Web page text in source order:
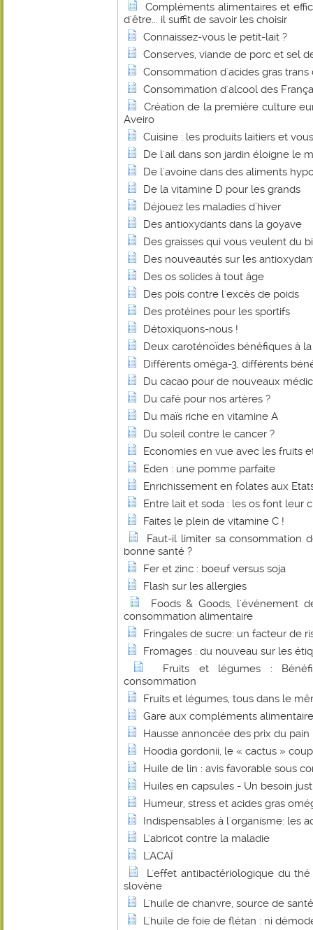
Compléments alimentaires et
d'être... il suffit de savoir les choisir
Connaissez-vous le petit-lait ?
Conserves, viande de porc et sel
Consommation d'acides gras
Consommation d'alcool des
Création de la première culture
Aveiro
Cuisine : les produits laitiers et vous
De l'ail dans son jardin éloigne le
De l'avoine dans des aliments
De la vitamine D pour les grands
Déjouez les maladies d’hiver
Des antioxydants dans la goyave
Des graisses qui vous veulent du
Des nouveautés sur les
Des os solides à tout âge
Des pois contre l'excès de poids
Des protéines pour les sportifs
Détoxiquons-nous !
Deux caroténoïdes bénéfiques à
Différents oméga-3, différents
Du cacao pour de nouveaux
Du café pour nos artères ?
Du maïs riche en vitamine A
Du soleil contre le cancer ?
Economies en vue avec les fruits
Eden : une pomme parfaite
Enrichissement en folates aux
Entre lait et soda : les os font leur
Faites le plein de vitamine C !
Faut-il limiter sa consommation
bonne santé ?
Fer et zinc : boeuf versus soja
Flash sur les allergies
Foods & Goods, l'événement
consommation alimentaire
Fringales de sucre: un facteur de
Fromages : du nouveau sur les
Fruits et légumes :
consommation
Fruits et légumes, tous dans le
Gare aux compléments
Hausse annoncée des prix du pain
Hoodia gordonii, le « cactus »
Huile de lin : avis favorable sous
Huiles en capsules - Un besoin
Humeur, stress et acides gras
Indispensables à l'organisme: les
L'abricot contre la maladie
L'ACAÏ
L'effet antibactériologique du
slovène
L'huile de chanvre, source de
L'huile de foie de flétan : ni